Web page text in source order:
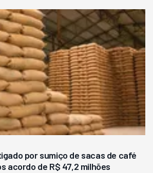
por sumiço de sacas de café
acordo de R$ 47,2 milhões